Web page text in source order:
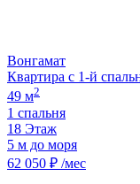
Вонгамат
Квартира с 1-й
49 м2
1 спальня
18 Этаж
5 м до моря
62 050 ₽ /мес